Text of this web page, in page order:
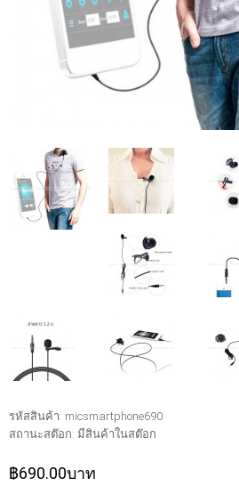
รหัสสินค้า: micsmartphone690
สถานะสต๊อก: มีสินค้าในสต๊อก
฿690.00บาท